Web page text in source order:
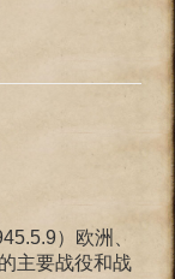
）欧洲、
主要战役和战